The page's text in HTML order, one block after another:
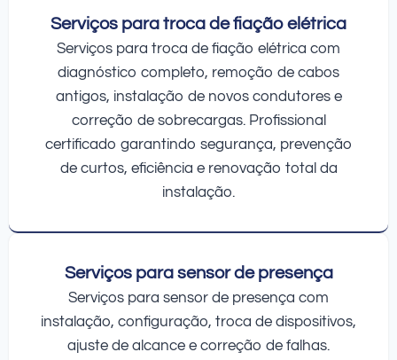
Serviços para troca de fiação elétrica
Serviços para troca de fiação elétrica com
diagnóstico completo, remoção de cabos
antigos, instalação de novos condutores e
correção de sobrecargas. Profissional
certificado garantindo segurança, prevenção
de curtos, eficiência e renovação total da
instalação.
Serviços para sensor de presença
Serviços para sensor de presença com
instalação, configuração, troca de dispositivos,
ajuste de alcance e correção de falhas.